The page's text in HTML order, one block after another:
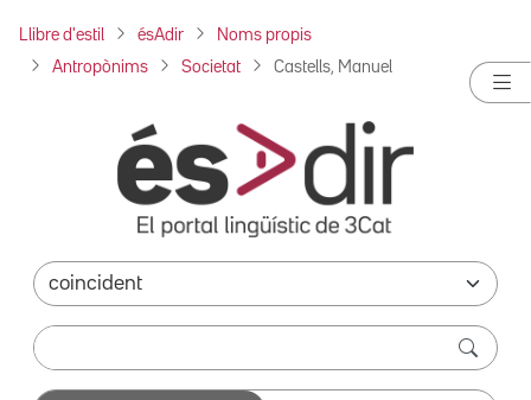
Llibre d'estil ésAdir Noms propis
Antropònims Societat Castells, Manuel